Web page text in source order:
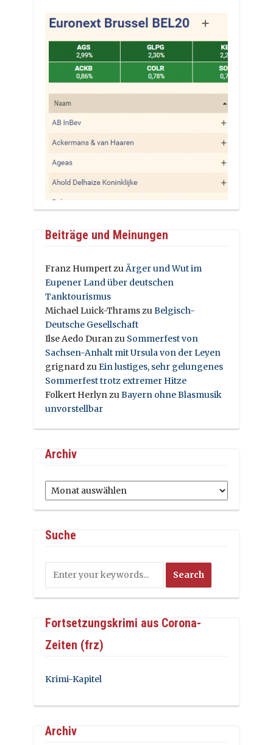
Beiträge und Meinungen
Franz HumpertzuÄrger und Wut im
Eupener Land über deutschen
Tanktourismus
Michael Luick-ThramszuBelgisch-
Deutsche Gesellschaft
Ilse Aedo Duranzu Sommerfest von
Sachsen-Anhalt mit Ursula von der Leyen
grignardzuEin lustiges, sehr gelungenes
Sommerfest trotz extremer Hitze
Folkert HerlynzuBayern ohne Blasmusik
unvorstellbar
Archiv
Archiv
Suche
Fortsetzungskrimi aus Corona-
Zeiten (frz)
Krimi-Kapitel
Archiv